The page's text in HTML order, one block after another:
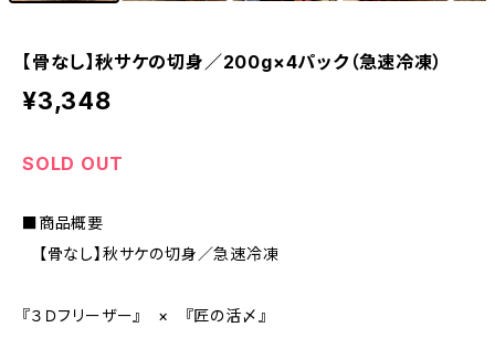
【骨なし】秋サケの切身／200g×4パック（急速冷凍）
¥3,348
SOLD OUT
■商品概要
【骨なし】秋サケの切身／急速冷凍
『３Ｄフリーザー』 × 『匠の活〆』